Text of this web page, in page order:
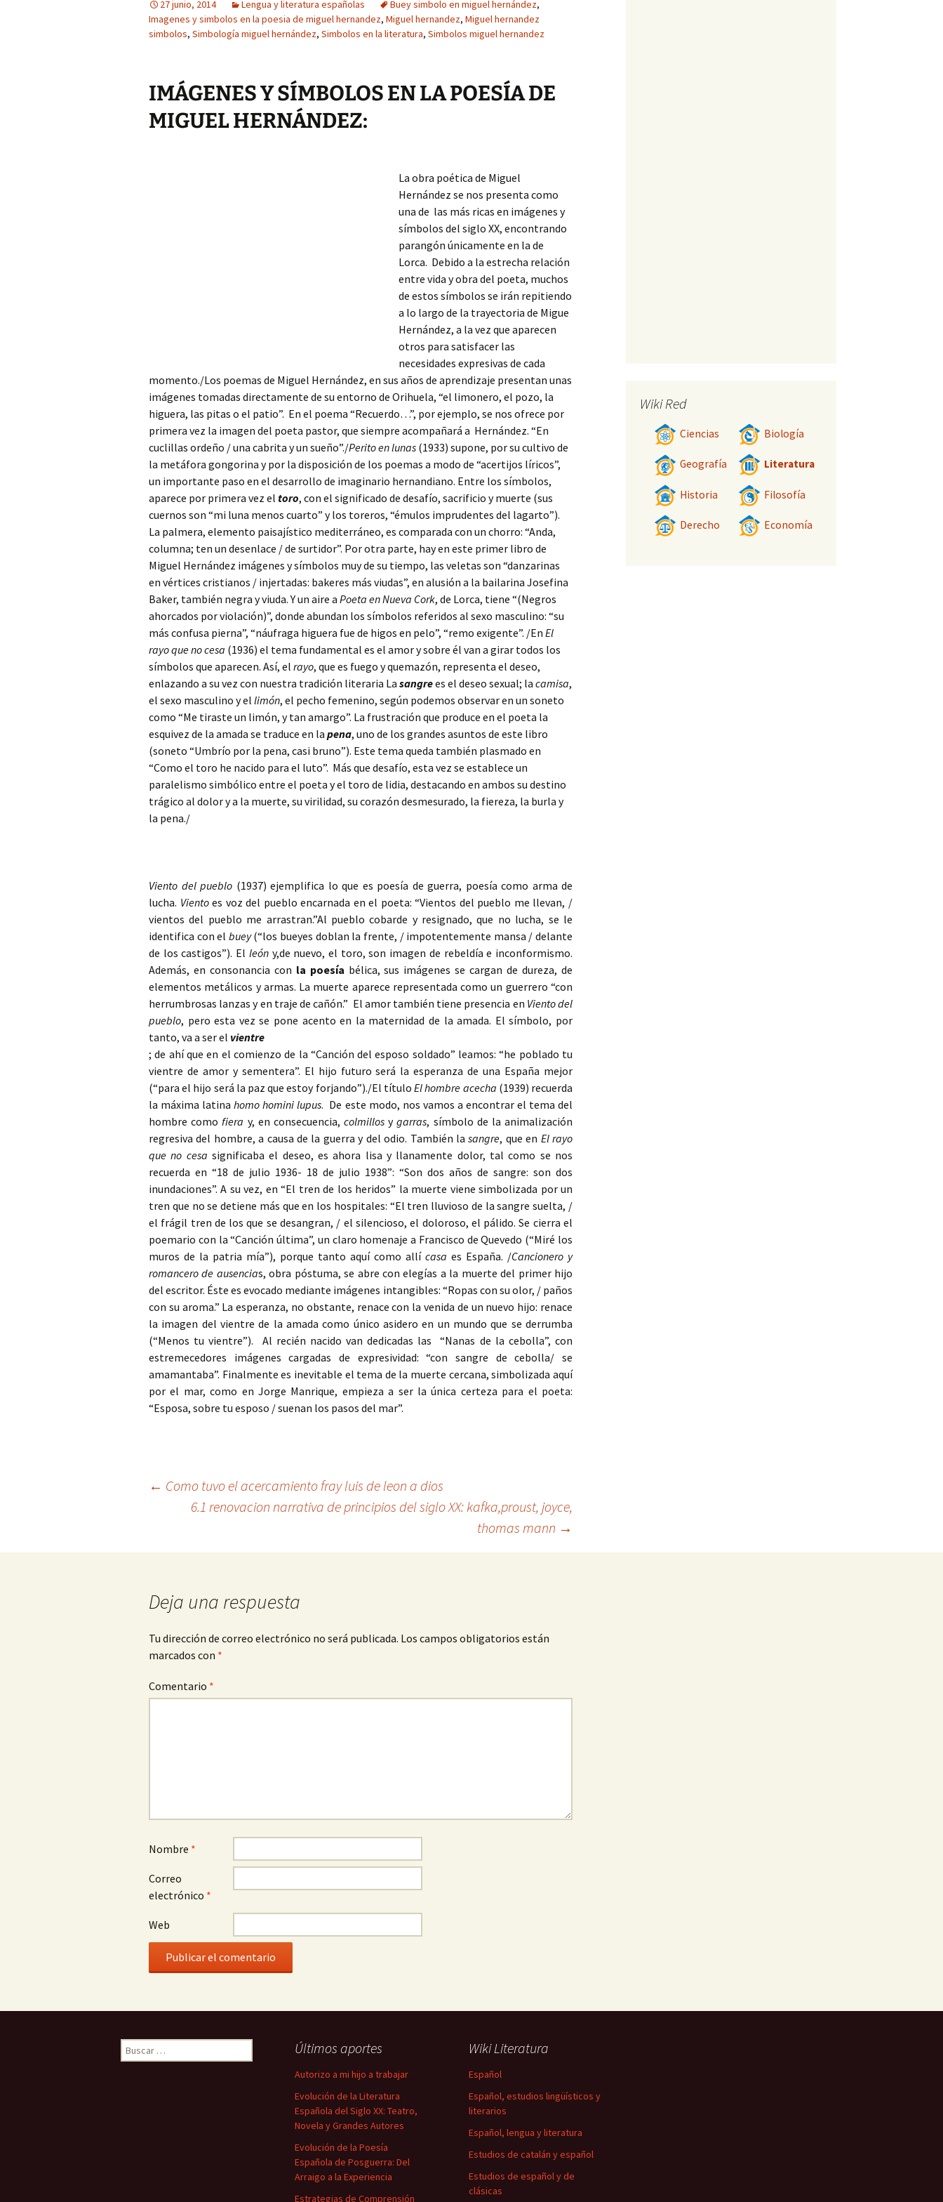
27 junio, 2014 Lengua y literatura españolas Buey simbolo en miguel hernández,
Imagenes y simbolos en la poesia de miguel hernandez, Miguel hernandez, Miguel hernandez
simbolos, Simbología miguel hernández, Simbolos en la literatura, Simbolos miguel hernandez
IMÁGENES Y SÍMBOLOS EN LA POESÍA DE
MIGUEL HERNÁNDEZ:
La obra poética de Miguel
Hernández se nos presenta como
una de las más ricas en imágenes y
símbolos del siglo XX, encontrando
parangón únicamente en la de
Lorca. Debido a la estrecha relación
entre vida y obra del poeta, muchos
de estos símbolos se irán repitiendo
a lo largo de la trayectoria de Migue
Hernández, a la vez que aparecen
otros para satisfacer las
necesidades expresivas de cada
momento./Los poemas de Miguel Hernández, en sus años de aprendizaje presentan unas
imágenes tomadas directamente de su entorno de Orihuela, “el limonero, el pozo, la
higuera, las pitas o el patio”. En el poema “Recuerdo…”, por ejemplo, se nos ofrece por
primera vez la imagen del poeta pastor, que siempre acompañará a Hernández. “En
cuclillas ordeño / una cabrita y un sueño”./Perito en lunas (1933) supone, por su cultivo de
la metáfora gongorina y por la disposición de los poemas a modo de “acertijos líricos”,
un importante paso en el desarrollo de imaginario hernandiano. Entre los símbolos,
aparece por primera vez el toro, con el significado de desafío, sacrificio y muerte (sus
cuernos son “mi luna menos cuarto” y los toreros, “émulos imprudentes del lagarto”).
La palmera, elemento paisajístico mediterráneo, es comparada con un chorro: “Anda,
columna; ten un desenlace / de surtidor”. Por otra parte, hay en este primer libro de
Miguel Hernández imágenes y símbolos muy de su tiempo, las veletas son “danzarinas
en vértices cristianos / injertadas: bakeres más viudas”, en alusión a la bailarina Josefina
Baker, también negra y viuda. Y un aire a Poeta en Nueva Cork, de Lorca, tiene “(Negros
ahorcados por violación)”, donde abundan los símbolos referidos al sexo masculino: “su
más confusa pierna”, “náufraga higuera fue de higos en pelo”, “remo exigente”. /En El
rayo que no cesa (1936) el tema fundamental es el amor y sobre él van a girar todos los
símbolos que aparecen. Así, el rayo, que es fuego y quemazón, representa el deseo,
enlazando a su vez con nuestra tradición literaria La sangrees el deseo sexual; la camisa,
el sexo masculino y el limón, el pecho femenino, según podemos observar en un soneto
como “Me tiraste un limón, y tan amargo”. La frustración que produce en el poeta la
esquivez de la amada se traduce en la pena, uno de los grandes asuntos de este libro
(soneto “Umbrío por la pena, casi bruno”). Este tema queda también plasmado en
“Como el toro he nacido para el luto”. Más que desafío, esta vez se establece un
paralelismo simbólico entre el poeta y el toro de lidia, destacando en ambos su destino
trágico al dolor y a la muerte, su virilidad, su corazón desmesurado, la fiereza, la burla y
la pena./
Viento del pueblo (1937) ejemplifica lo que es poesía de guerra, poesía como arma de
lucha. Vientoes voz del pueblo encarnada en el poeta: “Vientos del pueblo me llevan, /
vientos del pueblo me arrastran.”Al pueblo cobarde y resignado, que no lucha, se le
identifica con el buey(“los bueyes doblan la frente, / impotentemente mansa / delante
de los castigos”). El león y,de nuevo, el toro, son imagen de rebeldía e inconformismo.
Además, en consonancia con la poesía bélica, sus imágenes se cargan de dureza, de
elementos metálicos y armas. La muerte aparece representada como un guerrero “con
herrumbrosas lanzas y en traje de cañón.” El amor también tiene presencia en Viento del
pueblo, pero esta vez se pone acento en la maternidad de la amada. El símbolo, por
tanto, va a ser el vientre
; de ahí que en el comienzo de la “Canción del esposo soldado” leamos: “he poblado tu
vientre de amor y sementera”. El hijo futuro será la esperanza de una España mejor
(“para el hijo será la paz que estoy forjando”)./El títuloEl hombre acecha (1939) recuerda
la máxima latinahomo homini lupus. De este modo, nos vamos a encontrar el tema del
hombre comofiera y, en consecuencia,colmillosygarras, símbolo de la animalización
regresiva del hombre, a causa de la guerra y del odio. También lasangre, que en El rayo
que no cesa significaba el deseo, es ahora lisa y llanamente dolor, tal como se nos
recuerda en “18 de julio 1936- 18 de julio 1938”: “Son dos años de sangre: son dos
inundaciones”. A su vez, en “El tren de los heridos” la muerte viene simbolizada por un
tren que no se detiene más que en los hospitales: “El tren lluvioso de la sangre suelta, /
el frágil tren de los que se desangran, / el silencioso, el doloroso, el pálido. Se cierra el
poemario con la “Canción última”, un claro homenaje a Francisco de Quevedo (“Miré los
muros de la patria mía”), porque tanto aquí como allí casa es España. /Cancionero y
romancero de ausencias, obra póstuma, se abre con elegías a la muerte del primer hijo
del escritor. Éste es evocado mediante imágenes intangibles: “Ropas con su olor, / paños
con su aroma.” La esperanza, no obstante, renace con la venida de un nuevo hijo: renace
la imagen del vientre de la amada como único asidero en un mundo que se derrumba
(“Menos tu vientre”). Al recién nacido van dedicadas las “Nanas de la cebolla”, con
estremecedores imágenes cargadas de expresividad: “con sangre de cebolla/ se
amamantaba”. Finalmente es inevitable el tema de la muerte cercana, simbolizada aquí
por el mar, como en Jorge Manrique, empieza a ser la única certeza para el poeta:
“Esposa, sobre tu esposo / suenan los pasos del mar”.
Navegación
← Como tuvo el acercamiento fray luis de leon a dios
6.1 renovacion narrativa de principios del siglo XX: kafka,proust, joyce,
thomas mann →
Deja una respuesta
Tu dirección de correo electrónico no será publicada. Los campos obligatorios están
marcados con *
Comentario *
Nombre *
Correo
electrónico *
Web
Wiki Red
Ciencias Biología
Geografía Literatura
Historia Filosofía
Derecho Economía
Buscar: Últimos aportes
Autorizo a mi hijo a trabajar
Evolución de la Literatura
Española del Siglo XX: Teatro,
Novela y Grandes Autores
Evolución de la Poesía
Española de Posguerra: Del
Arraigo a la Experiencia
Estrategias de Comprensión
Wiki Literatura
Español
Español, estudios lingüísticos y
literarios
Español, lengua y literatura
Estudios de catalán y español
Estudios de español y de
clásicas